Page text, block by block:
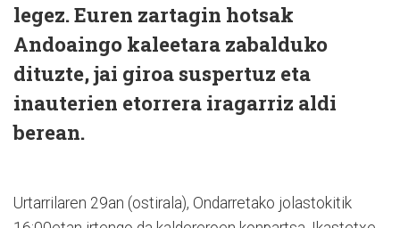
legez. Euren zartagin hotsak
Andoaingo kaleetara zabalduko
dituzte, jai giroa suspertuz eta
inauterien etorrera iragarriz aldi
berean.
Urtarrilaren 29an (ostirala), Ondarretako jolastokitik